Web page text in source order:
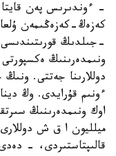
- ءوندىرىس پەن
-جىلدىڭ قورىتىندىسى
دوللارىنا جەتتى. ونىڭ
ءونىم قۇرايدى. وڭ
ميلليون ا ق ش
قالىپتاستىردى، -